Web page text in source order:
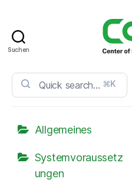
Suchen
⌘K
Allgemeines
Systemvoraussetz
ungen